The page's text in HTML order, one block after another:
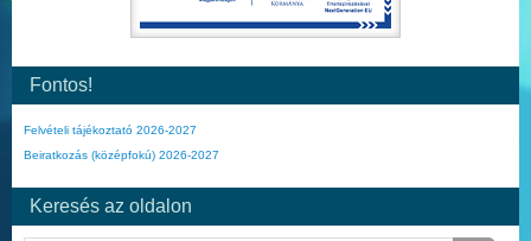
Fontos!
Felvételi tájékoztató 2026-2027
Beiratkozás (középfokú) 2026-2027
Keresés az oldalon